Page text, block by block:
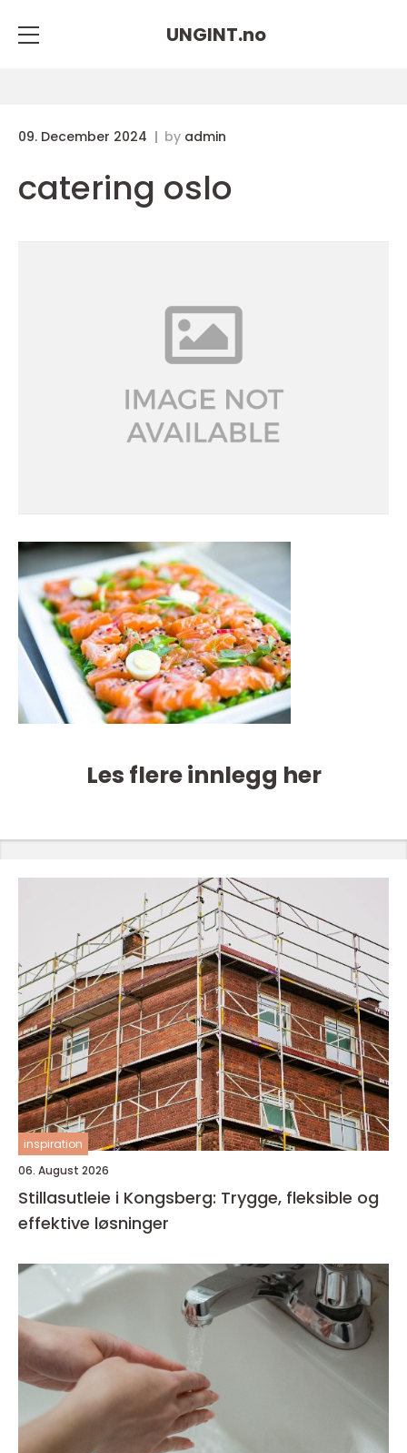
UNGINT.no
09. December 2024 by admin
catering oslo
Les flere innlegg her
inspiration
06. August 2026
Stillasutleie i Kongsberg: Trygge, fleksible og
effektive løsninger